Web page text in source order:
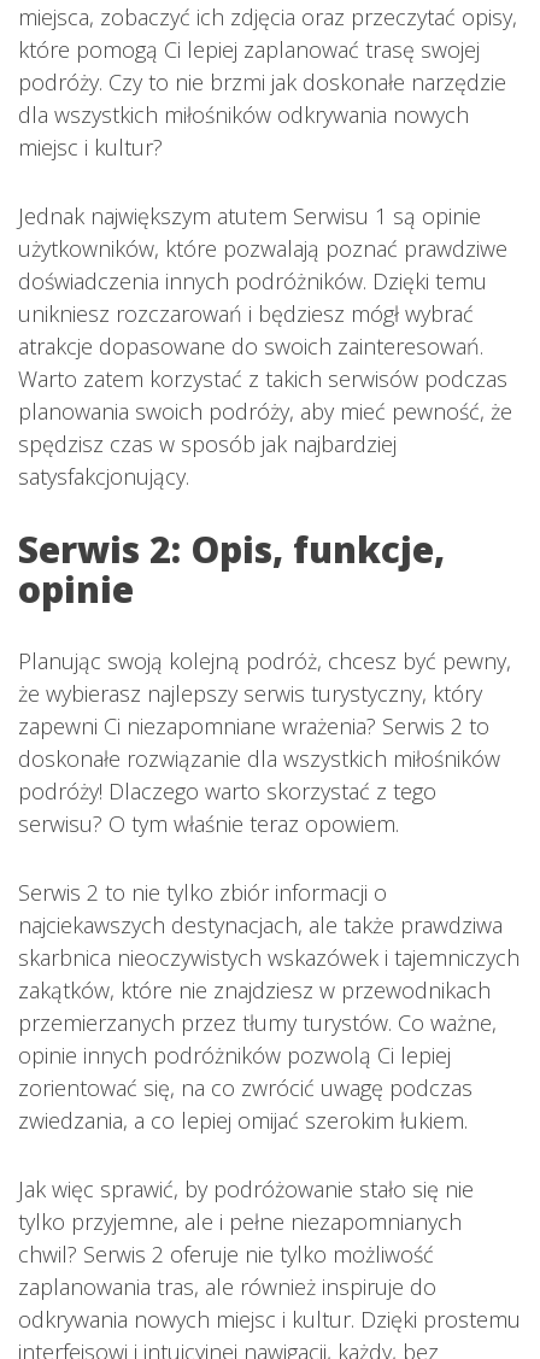
miejsca, zobaczyć ich zdjęcia oraz przeczytać opisy,
które pomogą Ci lepiej zaplanować trasę swojej
podróży. Czy to nie brzmi jak doskonałe narzędzie
dla wszystkich miłośników odkrywania nowych
miejsc i kultur?
Jednak największym atutem Serwisu 1 są opinie
użytkowników, które pozwalają poznać prawdziwe
doświadczenia innych podróżników. Dzięki temu
unikniesz rozczarowań i będziesz mógł wybrać
atrakcje dopasowane do swoich zainteresowań.
Warto zatem korzystać z takich serwisów podczas
planowania swoich podróży, aby mieć pewność, że
spędzisz czas w sposób jak najbardziej
satysfakcjonujący.
Serwis 2: Opis, funkcje,
opinie
Planując swoją kolejną podróż, chcesz być pewny,
że wybierasz najlepszy serwis turystyczny, który
zapewni Ci niezapomniane wrażenia? Serwis 2 to
doskonałe rozwiązanie dla wszystkich miłośników
podróży! Dlaczego warto skorzystać z tego
serwisu? O tym właśnie teraz opowiem.
Serwis 2 to nie tylko zbiór informacji o
najciekawszych destynacjach, ale także prawdziwa
skarbnica nieoczywistych wskazówek i tajemniczych
zakątków, które nie znajdziesz w przewodnikach
przemierzanych przez tłumy turystów. Co ważne,
opinie innych podróżników pozwolą Ci lepiej
zorientować się, na co zwrócić uwagę podczas
zwiedzania, a co lepiej omijać szerokim łukiem.
Jak więc sprawić, by podróżowanie stało się nie
tylko przyjemne, ale i pełne niezapomnianych
chwil? Serwis 2 oferuje nie tylko możliwość
zaplanowania tras, ale również inspiruje do
odkrywania nowych miejsc i kultur. Dzięki prostemu
interfejsowi i intuicyjnej nawigacji, każdy, bez